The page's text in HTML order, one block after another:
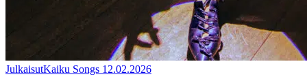
JulkaisutKaiku Songs 12.02.2026